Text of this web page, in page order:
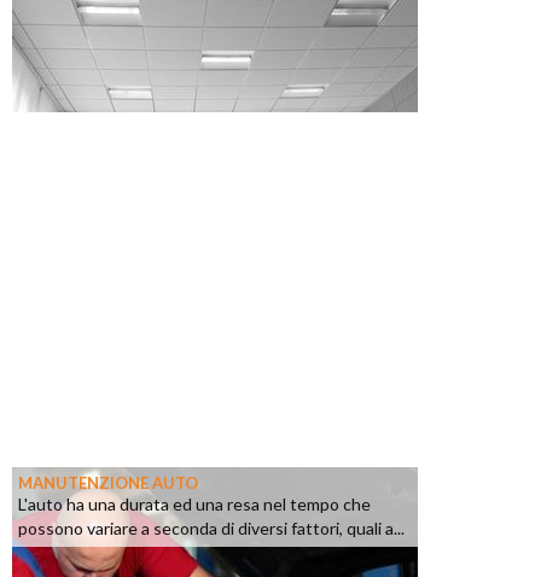
MANUTENZIONE AUTO
L'auto ha una durata ed una resa nel tempo che
possono variare a seconda di diversi fattori, quali a...